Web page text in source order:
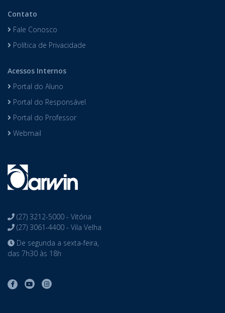
Contato
Fale Conosco
Política de Privacidade
Acessos Internos
Portal do Aluno
Portal do Responsável
Portal do Professor
Webmail
(27) 3212-5000 - Vitória
(27) 3061-4400 - Vila Velha
De segunda a sexta-feira,
das 7h30 às 18h